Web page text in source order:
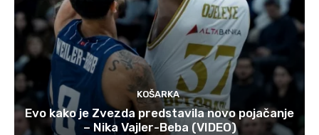
KOŠARKA
Evo kako je Zvezda predstavila novo pojačanje
– Nika Vajler-Beba (VIDEO)